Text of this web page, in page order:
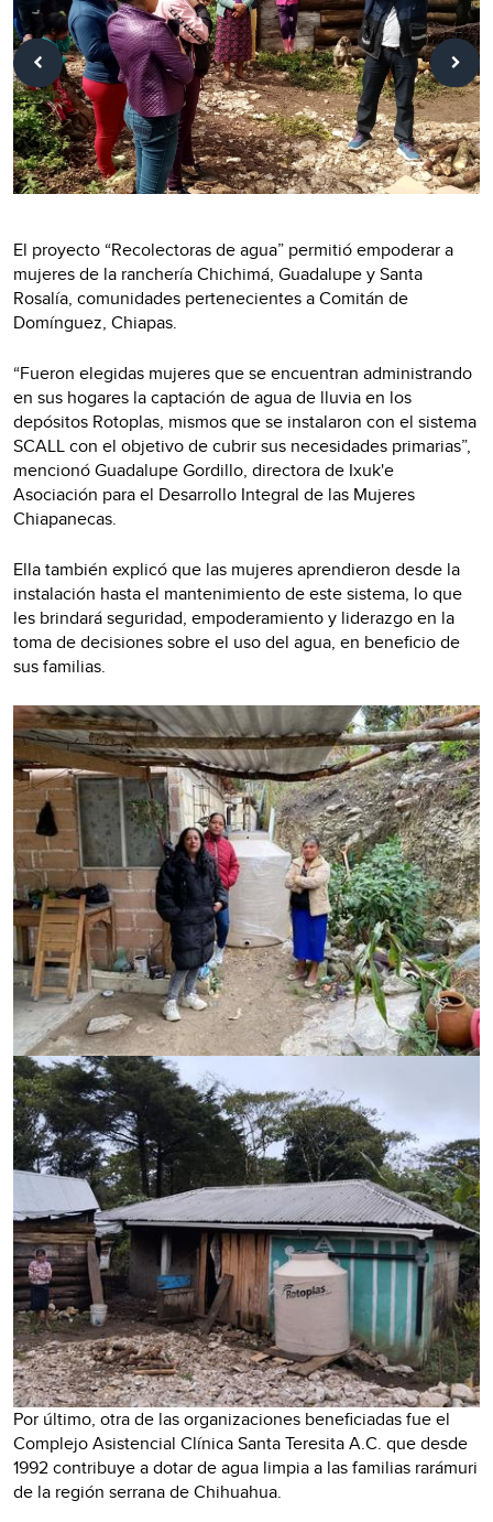
El proyecto “Recolectoras de agua” permitió empoderar a
mujeres de la ranchería Chichimá, Guadalupe y Santa
Rosalía, comunidades pertenecientes a Comitán de
Domínguez, Chiapas.
“Fueron elegidas mujeres que se encuentran administrando
en sus hogares la captación de agua de lluvia en los
depósitos Rotoplas, mismos que se instalaron con el sistema
SCALL con el objetivo de cubrir sus necesidades primarias”,
mencionó Guadalupe Gordillo, directora de Ixuk'e
Asociación para el Desarrollo Integral de las Mujeres
Chiapanecas.
Ella también explicó que las mujeres aprendieron desde la
instalación hasta el mantenimiento de este sistema, lo que
les brindará seguridad, empoderamiento y liderazgo en la
toma de decisiones sobre el uso del agua, en beneficio de
sus familias.
Por último, otra de las organizaciones beneficiadas fue el
Complejo Asistencial Clínica Santa Teresita A.C. que desde
1992 contribuye a dotar de agua limpia a las familias rarámuri
de la región serrana de Chihuahua.